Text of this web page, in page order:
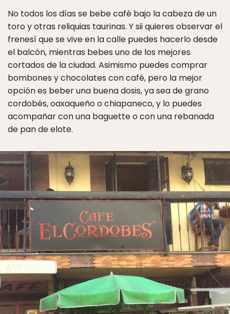
No todos los días se bebe café bajo la cabeza de un
toro y otras reliquias taurinas. Y sii quieres observar el
frenesí que se vive en la calle puedes hacerlo desde
el balcón, mientras bebes uno de los mejores
cortados de la ciudad. Asimismo puedes comprar
bombones y chocolates con café, pero la mejor
opción es beber una buena dosis, ya sea de grano
cordobés, oaxaqueño o chiapaneco, y lo puedes
acompañar con una baguette o con una rebanada
de pan de elote.